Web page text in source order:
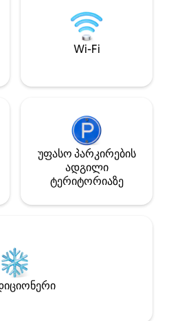
საკუთარი
Wi-Fi
უფასო პარკირების
ადგილი
ტერიტორიაზე